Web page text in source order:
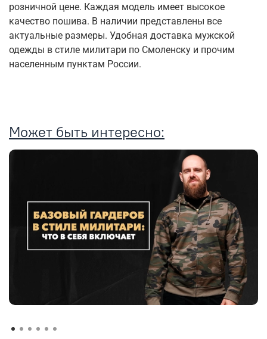
розничной цене. Каждая модель имеет высокое
качество пошива. В наличии представлены все
актуальные размеры. Удобная доставка мужской
одежды в стиле милитари по Смоленску и прочим
населенным пунктам России.
Может быть интересно: